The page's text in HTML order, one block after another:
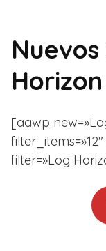
[aawp
filter=»Log